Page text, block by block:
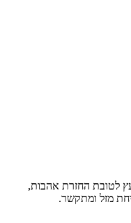
וותר וניסיון משנת 2002, מייעץ לטובת החזרת אהבות,
מזל ומתקשר.